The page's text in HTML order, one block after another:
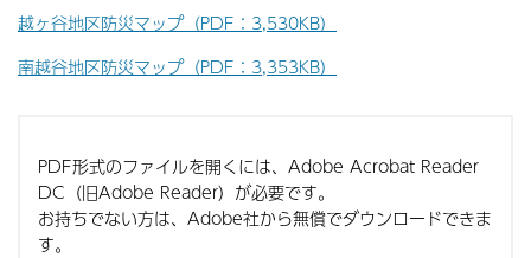
越ヶ谷地区防災マップ（PDF：3,530KB）
南越谷地区防災マップ（PDF：3,353KB）
PDF形式のファイルを開くには、Adobe Acrobat Reader
DC（旧Adobe Reader）が必要です。
お持ちでない方は、Adobe社から無償でダウンロードできま
す。